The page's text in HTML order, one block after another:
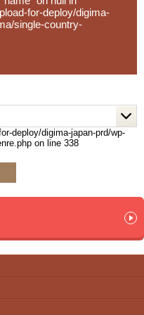
保険・東京海上日動・
ヌ生命・FWD生命・オリ
東京海上日動・あんし
いおい生命・メットラ
for-deploy/digima-
single-country-
deploy/digima-japan-prd/wp-
on line 338